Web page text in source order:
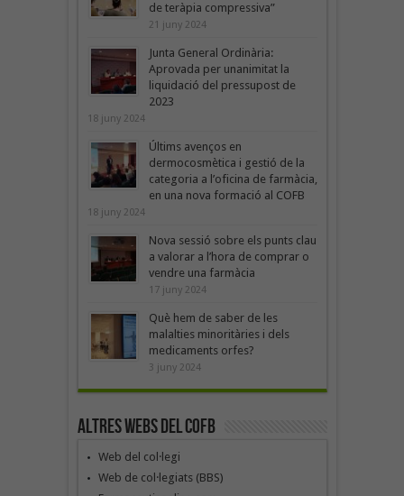
de teràpia compressiva”
21 juny 2024
Junta General Ordinària:
Aprovada per unanimitat la
liquidació del pressupost de
2023
18 juny 2024
Últims avenços en
dermocosmètica i gestió de la
categoria a l’oficina de farmàcia,
en una nova formació al COFB
18 juny 2024
Nova sessió sobre els punts clau
a valorar a l’hora de comprar o
vendre una farmàcia
17 juny 2024
Què hem de saber de les
malalties minoritàries i dels
medicaments orfes?
3 juny 2024
Altres webs del COFB
Web del col·legi
Web de col·legiats (BBS)